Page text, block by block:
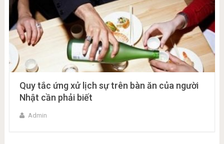
Quy tắc ứng xử lịch sự trên bàn ăn của người
Nhật cần phải biết
Admin